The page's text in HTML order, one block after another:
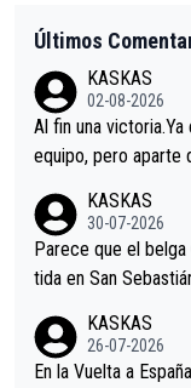
Últimos
KASKAS
02-08-2026
Al fin una
equipo, pero aparte
s.La única buena
astian.Si en la
er alguna sorpresa
KASKAS
30-07-2026
Parece que el
tida en San
KASKAS
26-07-2026
En la Vuelta a